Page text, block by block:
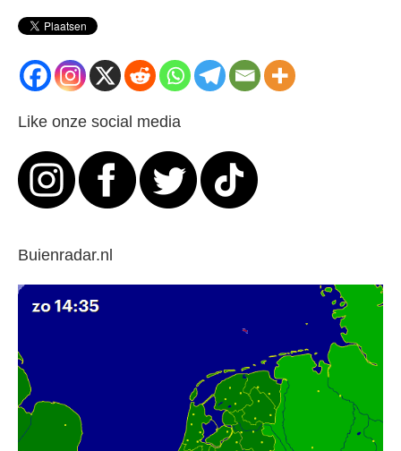
Like onze social media
Buienradar.nl